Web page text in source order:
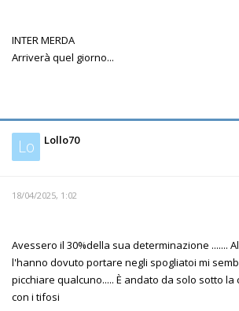
INTER MERDA
Arriverà quel giorno...
Lo Lollo70
18/04/2025, 1:02
Avessero il 30%della sua determinazione .......
l'hanno dovuto portare negli spogliatoi mi
picchiare qualcuno..... È andato da solo sotto la
con i tifosi